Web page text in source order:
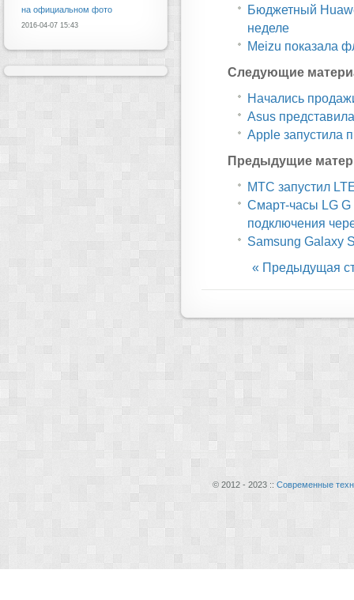
Бюджетный
неделе
Meizu показала
Следующие
Начались
Asus
Apple запустила
Предыдущие
МТС запустил
Смарт-часы LG G
подключения
Samsung Galaxy
« Предыдущая
на официальном фото
2016-04-07 15:43
© 2012 - 2023 :: Современные